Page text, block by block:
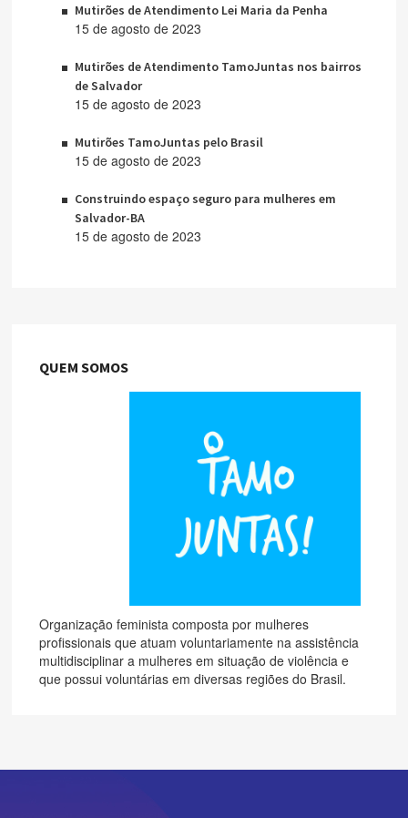
Mutirões de Atendimento Lei Maria da Penha
15 de agosto de 2023
Mutirões de Atendimento TamoJuntas nos bairros
de Salvador
15 de agosto de 2023
Mutirões TamoJuntas pelo Brasil
15 de agosto de 2023
Construindo espaço seguro para mulheres em
Salvador-BA
15 de agosto de 2023
QUEM SOMOS
Organização feminista composta por mulheres
profissionais que atuam voluntariamente na assistência
multidisciplinar a mulheres em situação de violência e
que possui voluntárias em diversas regiões do Brasil.